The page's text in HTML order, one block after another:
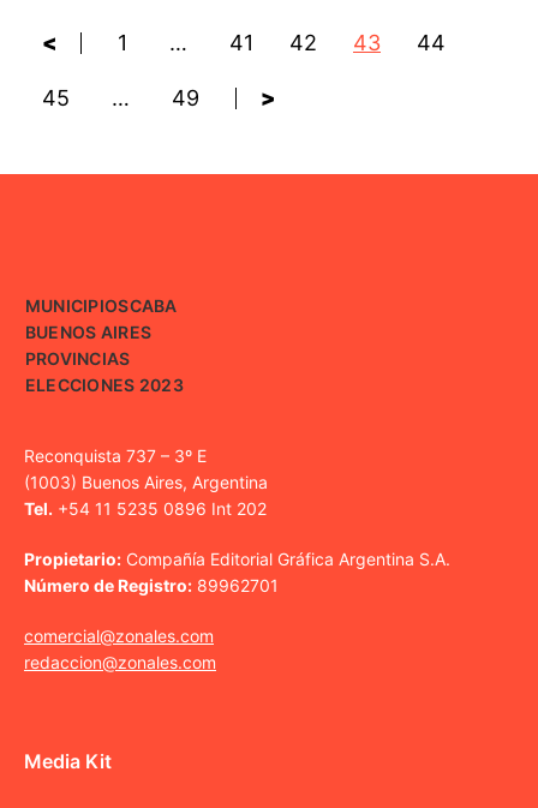
< 1 … 41 42 43 44
45 … 49 >
MUNICIPIOSCABA
BUENOS AIRES
PROVINCIAS
ELECCIONES 2023
Reconquista 737 – 3º E
(1003) Buenos Aires, Argentina
Tel. +54 11 5235 0896 Int 202
Propietario: Compañía Editorial Gráfica Argentina S.A.
Número de Registro: 89962701
comercial@zonales.com
redaccion@zonales.com
Media Kit